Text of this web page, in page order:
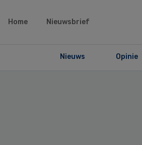
Home Nieuwsbrief
Nieuws Opinie